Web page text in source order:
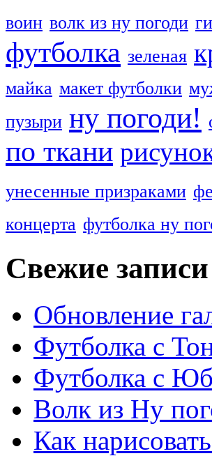
воин волк из ну погоди
футболка зеленая
майка макет футболки
пузыри ну погоди!
по ткани
унесенные призраками
концерта футболка ну
Свежие записи
Обновление
Футболка с
Футболка с
Волк из Ну
Как